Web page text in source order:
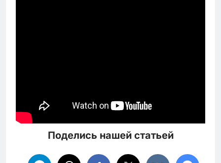
Поделись нашей статьей